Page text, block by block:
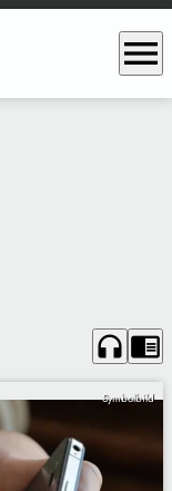
menu
headphones chrome_reader_mode
Symbolbild